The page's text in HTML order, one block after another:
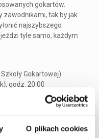
O plikach cookies
gokartów.
zawodnikami, tak by jak
najszybszego
tyle samo, każdym
Gokartowej)
godz. 20:00